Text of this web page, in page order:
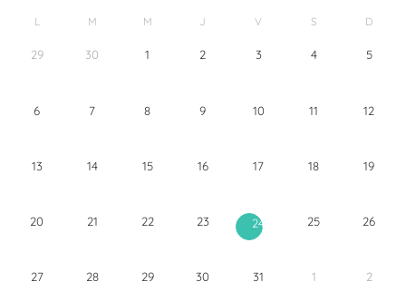
L M M J V S D
29 30 1 2 3 4 5
6 7 8 9 10 11 12
13 14 15 16 17 18 19
20 21 22 23 24 25 26
27 28 29 30 31 1 2